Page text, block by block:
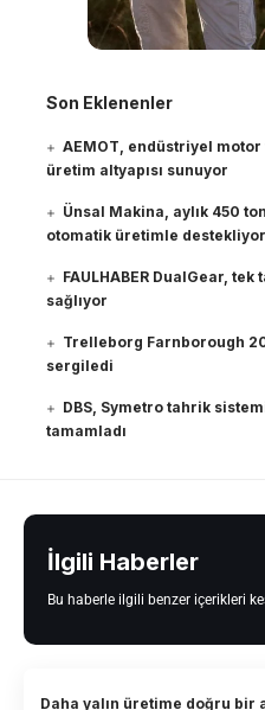
Son Eklenenler
AEMOT, endüstriyel
üretim altyapısı sunuyor
Ünsal Makina, aylık 450
otomatik üretimle destekliyor
FAULHABER DualGear,
sağlıyor
Trelleborg Farnborough
sergiledi
DBS, Symetro tahrik
tamamladı
İlgili Haberler
Bu haberle ilgili benzer içerikleri
Daha yalın üretime doğru bir